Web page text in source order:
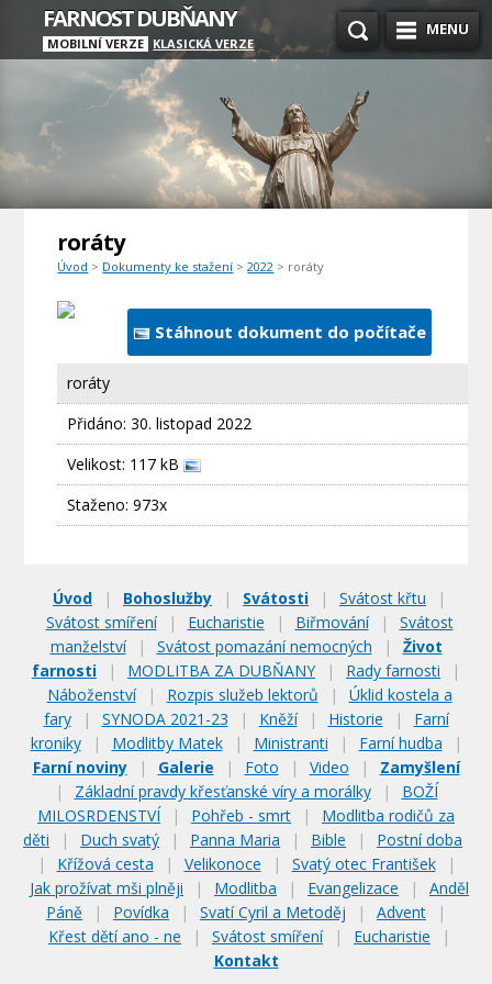
MENU
FARNOST DUBŇANY
MOBILNÍ VERZE KLASICKÁ VERZE
roráty
Úvod > Dokumenty ke stažení >2022 > roráty
Stáhnout dokument do počítače
roráty
Přidáno:30. listopad 2022
Velikost: 117 kB
Staženo: 973x
Úvod | Bohoslužby | Svátosti | Svátost křtu
|
Svátost smíření
| Eucharistie | Biřmování |
Svátost
manželství
| Svátost pomazání nemocných |
Život
farnosti
| MODLITBA ZA DUBŇANY | Rady farnosti
|
Náboženství
| Rozpis služeb lektorů |
Úklid kostela a
fary
| SYNODA 2021-23 | Kněží | Historie |
Farní
kroniky
| Modlitby Matek | Ministranti | Farní hudba
|
Farní noviny
| Galerie | Foto | Video |
Zamyšlení
|
Základní pravdy křesťanské víry a morálky |
BOŽÍ
MILOSRDENSTVÍ
| Pohřeb - smrt |
Modlitba rodičů za
děti
| Duch svatý | Panna Maria | Bible |
Postní doba
|
Křížová cesta | Velikonoce | Svatý otec František
|
Jak prožívat mši plněji
| Modlitba | Evangelizace |
Anděl
Páně
| Povídka | Svatí Cyril a Metoděj | Advent
|
Křest dětí ano - ne
| Svátost smíření | Eucharistie
|
Kontakt